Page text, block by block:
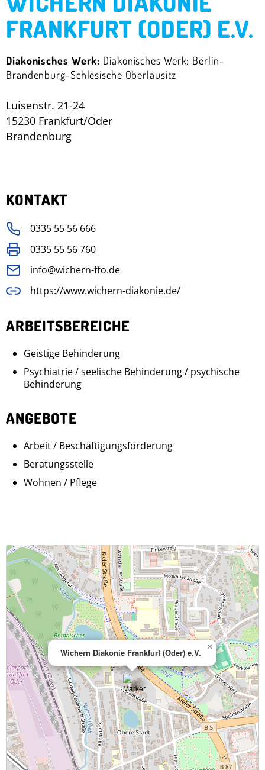
FRANKFURT (ODER) E.V.
Diakonisches Werk: Diakonisches Werk: Berlin-
Brandenburg-Schlesische Oberlausitz
Luisenstr. 21-24
15230 Frankfurt/Oder
Brandenburg
KONTAKT
0335 55 56 666
0335 55 56 760
info@wichern-ffo.de
https://www.wichern-diakonie.de/
ARBEITSBEREICHE
Geistige Behinderung
Psychiatrie / seelische Behinderung / psychische
Behinderung
ANGEBOTE
Arbeit / Beschäftigungsförderung
Beratungsstelle
Wohnen / Pflege
Wichern Diakonie Frankfurt (Oder) e.V.
×